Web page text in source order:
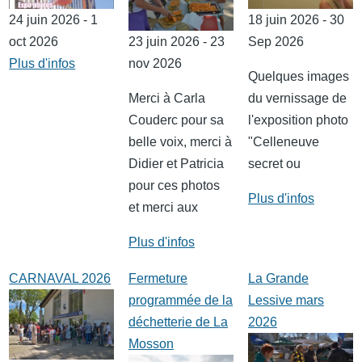
24 juin 2026 - 1
oct 2026
Plus d'infos
23 juin 2026 - 23
nov 2026
Merci à Carla
Couderc pour sa
belle voix, merci à
Didier et Patricia
pour ces photos
et merci aux
Plus d'infos
18 juin 2026 - 30
Sep 2026
Quelques images
du vernissage de
l'exposition photo
"Celleneuve
secret ou
Plus d'infos
CARNAVAL 2026
Fermeture
programmée de la
déchetterie de La
Mosson
La Grande
Lessive mars
2026